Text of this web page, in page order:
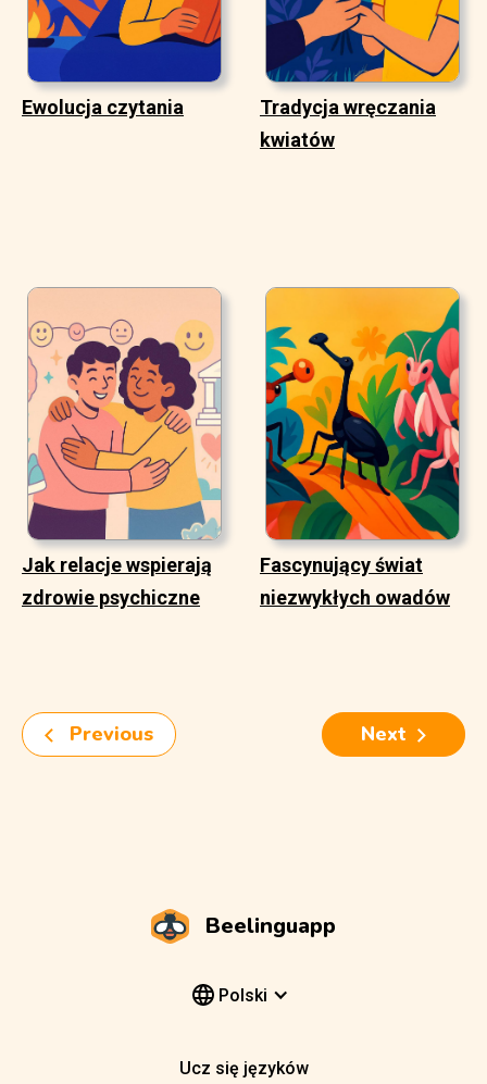
Ewolucja czytania
Tradycja wręczania
kwiatów
Jak relacje wspierają
zdrowie psychiczne
Fascynujący świat
niezwykłych owadów
Next
Previous
Beelinguapp
Polski
Ucz się języków